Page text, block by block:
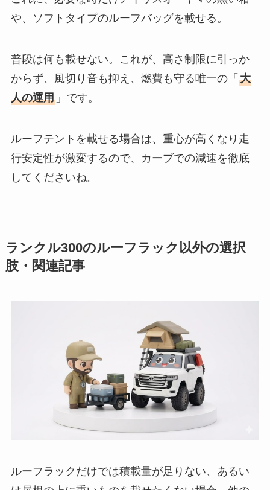
や、ソフトタイプのルーフバッグを載せる。
普段は何も載せない。これが、高さ制限に引っか
からず、風切り音も抑え、燃費も守る唯一の「 大
人の運用」です。
ルーフテントを載せる場合は、重心が高くなり走
行安定性が激変するので、カーブでの減速を徹底
してくださいね。
ランクル300のルーフラック以外の選択
肢・関連記事
ルーフラックだけでは積載量が足りない、あるい